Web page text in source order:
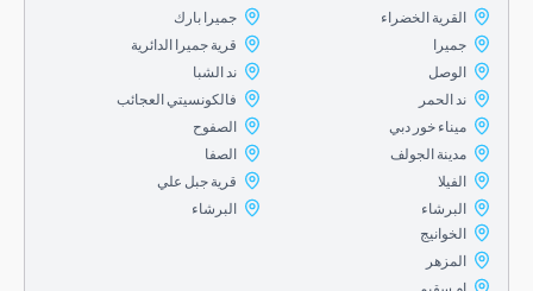
القرية الخضراء
ند الحمر
ميناء خور دبي
مدينة الجولف
البرشاء
جميرا بارك
قرية جميرا الدائرية
فالكونسيتي العجائب
قرية جبل علي
البرشاء
الخوانيج